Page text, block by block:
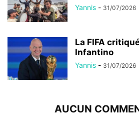
Yannis - 31/07/2026
La FIFA
Infantino
Yannis - 31/07/2026
AUCUN